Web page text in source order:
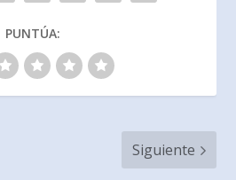
PUNTÚA:
Siguiente